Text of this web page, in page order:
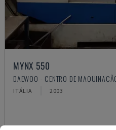
MYNX 550
DAEWOO - CENTRO DE
ITÁLIA 2003